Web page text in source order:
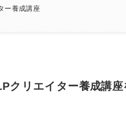
ー養成講座
クリエイター養成講